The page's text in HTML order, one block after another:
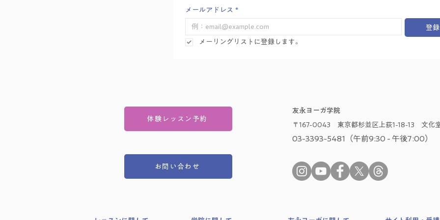
メールアドレス *
登
メーリングリストに登録します。
体験レッスン予約
お問い合わせ
友永ヨーガ学院
〒167-0043 東京都杉並区上荻1-18-13 文化
03-3393-5481（午前9:30 - 午後7:00）